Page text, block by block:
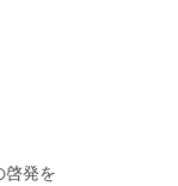
啓発を